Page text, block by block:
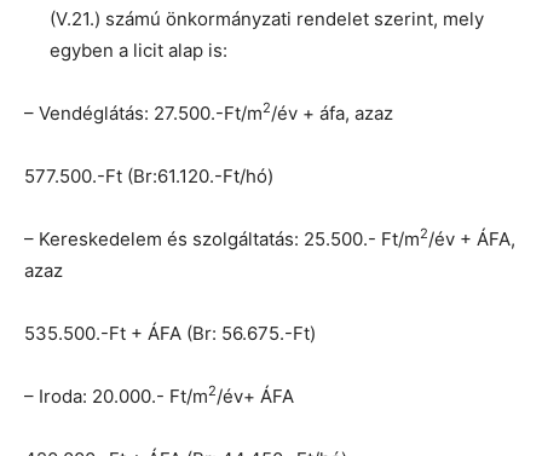
(V.21.) számú önkormányzati rendelet szerint, mely
egyben a licit alap is:
– Vendéglátás: 27.500.-Ft/m2/év + áfa, azaz
577.500.-Ft (Br:61.120.-Ft/hó)
– Kereskedelem és szolgáltatás: 25.500.- Ft/m2/év + ÁFA,
azaz
535.500.-Ft + ÁFA (Br: 56.675.-Ft)
– Iroda: 20.000.- Ft/m2/év+ ÁFA